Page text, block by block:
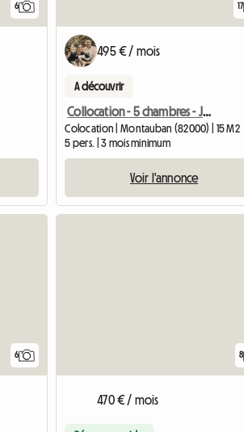
6 17
495 € / mois
A découvrir
Collocation - 5 chambres - Jardin- Piscine privée
Colocation | Montauban (82000) | 15 M2
5 pers. | 3 mois minimum
Voir l'annonce
6 8
470 € / mois